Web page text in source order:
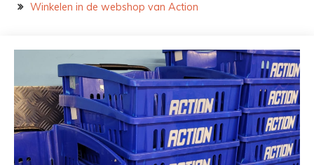
Winkelen in de webshop van Action